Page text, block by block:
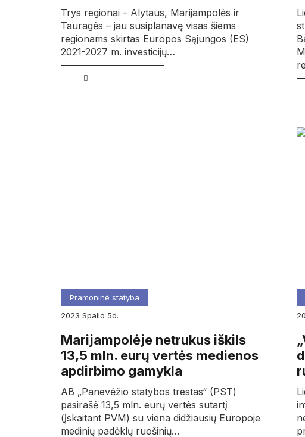
Trys regionai – Alytaus, Marijampolės ir
Tauragės – jau susiplanavę visas šiems
regionams skirtas Europos Sąjungos (ES)
2021-2027 m. investicijų…
Pramoninė statyba
2023
spalio 5d.
Marijampolėje netrukus iškils
13,5 mln. eurų vertės medienos
apdirbimo gamykla
AB „Panevėžio statybos trestas“ (PST)
pasirašė 13,5 mln. eurų vertės sutartį
(įskaitant PVM) su viena didžiausių Europoje
medinių padėklų ruošinių…